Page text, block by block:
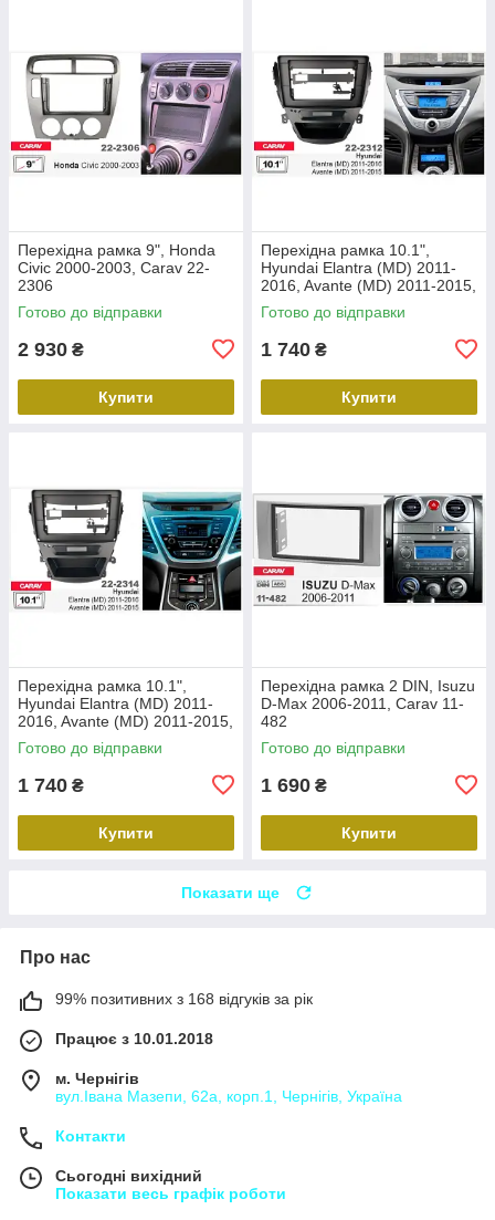
Перехідна рамка 9", Honda
Civic 2000-2003, Carav 22-
2306
Готово до відправки
2 930 ₴
Купити
Перехідна рамка 10.1",
Hyundai Elantra (MD) 2011-
2016, Avante (MD) 2011-2015,
Carav 22-2312
Готово до відправки
1 740 ₴
Купити
Перехідна рамка 10.1",
Hyundai Elantra (MD) 2011-
2016, Avante (MD) 2011-2015,
Carav 22-2314
Готово до відправки
1 740 ₴
Купити
Перехідна рамка 2 DIN, Isuzu
D-Max 2006-2011, Carav 11-
482
Готово до відправки
1 690 ₴
Купити
Показати ще
Про нас
99% позитивних з 168 відгуків за рік
Працює з 10.01.2018
м. Чернігів
вул.Івана Мазепи, 62а, корп.1, Чернігів, Україна
Контакти
Сьогодні вихідний
Показати весь графік роботи